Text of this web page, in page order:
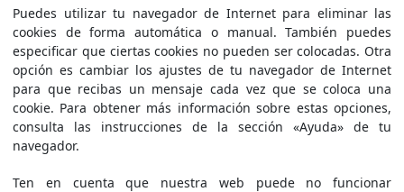
Puedes utilizar tu navegador de Internet para eliminar las
cookies de forma automática o manual. También puedes
especificar que ciertas cookies no pueden ser colocadas. Otra
opción es cambiar los ajustes de tu navegador de Internet
para que recibas un mensaje cada vez que se coloca una
cookie. Para obtener más información sobre estas opciones,
consulta las instrucciones de la sección «Ayuda» de tu
navegador.
Ten en cuenta que nuestra web puede no funcionar